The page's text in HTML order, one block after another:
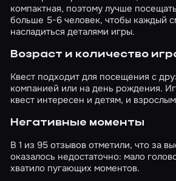
компактная, поэтому лучше
больше 5-6 человек, чтобы каждый
насладиться деталями игры.
Возраст и количество
Квест подходит для посещения с
компанией или на день рождения.
квест интересен и детям, и
Негативные моменты
В 1 из 95 отзывов отметили, что за
оказалось недостаточно: мало
хватило пугающих моментов.